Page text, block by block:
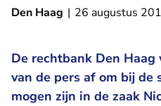
Den Haag | 26 augustus
De rechtbank Den
van de pers af om bij de
mogen zijn in de zaak